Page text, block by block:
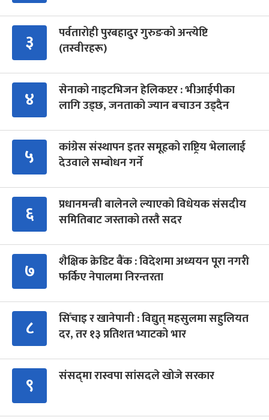
३
पर्वतारोही पुरबहादुर गुरुङको अन्त्येष्टि
(तस्वीरहरू)
४
सेनाको नाइटभिजन हेलिकप्टर : भीआईपीका
लागि उड्छ, जनताको ज्यान बचाउन उड्दैन
५
कांग्रेस संस्थापन इतर समूहको राष्ट्रिय भेलालाई
देउवाले सम्बोधन गर्ने
६
प्रधानमन्त्री बालेनले ल्याएको विधेयक संसदीय
समितिबाट जस्ताको तस्तै सदर
७
शैक्षिक क्रेडिट बैंक : विदेशमा अध्ययन पूरा नगरी
फर्किए नेपालमा निरन्तरता
८
सिँचाइ र खानेपानी : विद्युत् महसुलमा सहुलियत
दर, तर १३ प्रतिशत भ्याटको भार
९ संसद्‍मा रास्वपा सांसदले खोजे सरकार